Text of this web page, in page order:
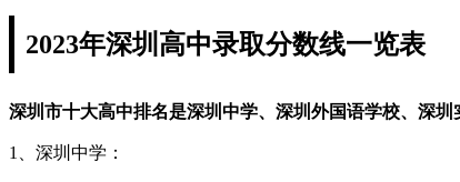
2023年深圳高中录取分数线一览表
深圳市十大高中排名是深圳中学、深圳外国语学校、深
1、深圳中学：